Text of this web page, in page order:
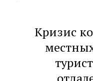
Кризис